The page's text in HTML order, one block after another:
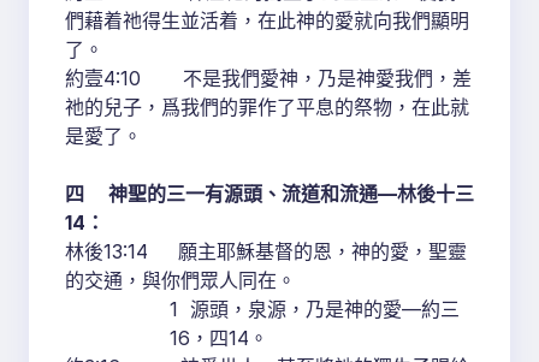
們藉着祂得生並活着，在此神的愛就向我們顯明
了。
約壹4:10 不是我們愛神，乃是神愛我們，差
祂的兒子，爲我們的罪作了平息的祭物，在此就
是愛了。
四 神聖的三一有源頭、流道和流通—林後十三
14：
林後13:14 願主耶穌基督的恩，神的愛，聖靈
的交通，與你們眾人同在。
1 源頭，泉源，乃是神的愛—約三
16，四14。